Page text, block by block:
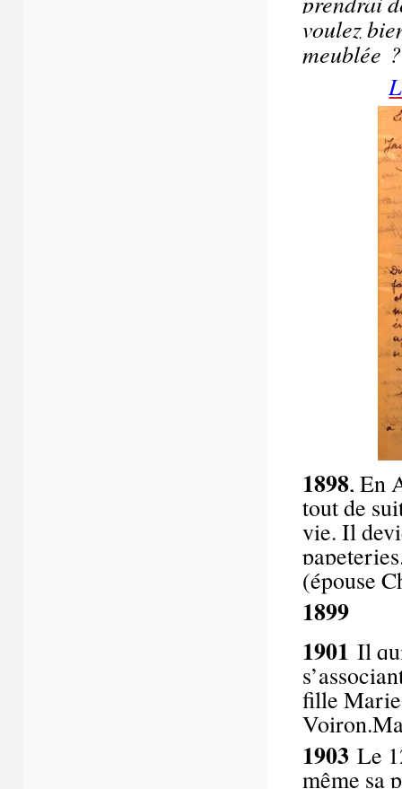
voulez
meublée ?
1898, En
tout de
vie. Il
(épouse
1899
1901 Il
fille
1903 Le
même sa